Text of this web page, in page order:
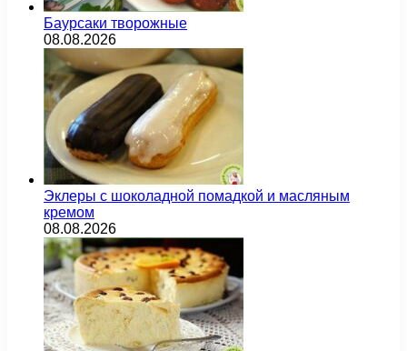
Баурсаки творожные
08.08.2026
Эклеры с шоколадной помадкой и масляным
кремом
08.08.2026